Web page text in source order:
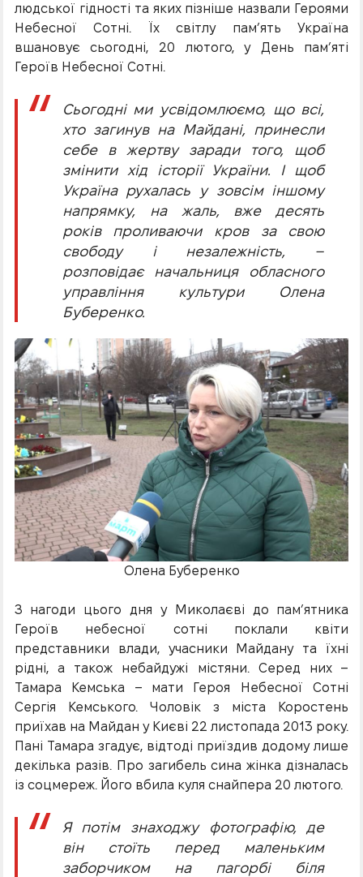
людської гідності та яких пізніше назвали Героями
Небесної Сотні. Їх світлу пам’ять Україна
вшановує сьогодні, 20 лютого, у День пам’яті
Героїв Небесної Сотні.
Сьогодні ми усвідомлюємо, що всі,
хто загинув на Майдані, принесли
себе в жертву заради того, щоб
змінити хід історії України. І щоб
Україна рухалась у зовсім іншому
напрямку, на жаль, вже десять
років проливаючи кров за свою
свободу і незалежність, –
розповідає начальниця обласного
управління культури Олена
Буберенко.
Олена Буберенко
З нагоди цього дня у Миколаєві до пам’ятника
Героїв небесної сотні поклали квіти
представники влади, учасники Майдану та їхні
рідні, а також небайдужі містяни. Серед них –
Тамара Кемська – мати Героя Небесної Сотні
Сергія Кемського. Чоловік з міста Коростень
приїхав на Майдан у Києві 22 листопада 2013 року.
Пані Тамара згадує, відтоді приїздив додому лише
декілька разів. Про загибель сина жінка дізналась
із соцмереж. Його вбила куля снайпера 20 лютого.
Я потім знаходжу фотографію, де
він стоїть перед маленьким
заборчиком на пагорбі біля